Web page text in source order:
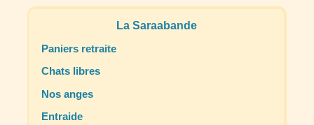
La Saraabande
Paniers retraite
Chats libres
Nos anges
Entraide